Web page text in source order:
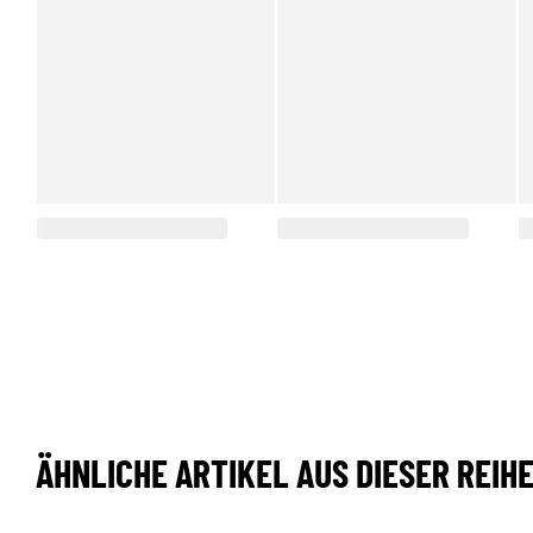
ÄHNLICHE ARTIKEL AUS DIESER REIHE